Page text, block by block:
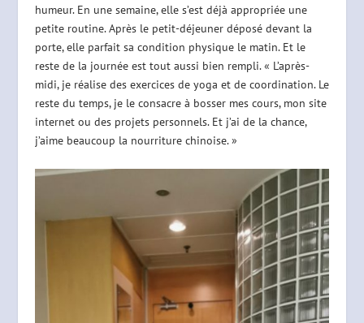
humeur. En une semaine, elle s’est déjà appropriée une
petite routine. Après le petit-déjeuner déposé devant la
porte, elle parfait sa condition physique le matin. Et le
reste de la journée est tout aussi bien rempli. « L’après-
midi, je réalise des exercices de yoga et de coordination. Le
reste du temps, je le consacre à bosser mes cours, mon site
internet ou des projets personnels. Et j’ai de la chance,
j’aime beaucoup la nourriture chinoise. »